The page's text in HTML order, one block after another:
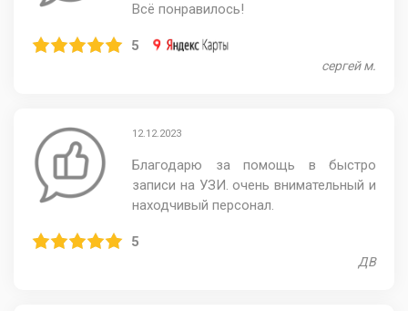
Всë понравилось!
5
сергей м.
12.12.2023
Благодарю за помощь в быстро
записи на УЗИ. очень внимательный и
находчивый персонал.
5
ДВ